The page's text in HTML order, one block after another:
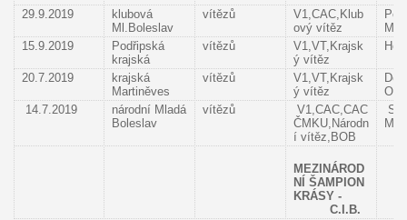
29.9.2019
klubová
Ml.Boleslav
vítězů
V1,CAC,Klub
ový vítěz
15.9.2019
Podřipská
krajská
vítězů
V1,VT,Krajsk
ý vítěz
20.7.2019
krajská
Martiněves
vítězů
V1,VT,Krajsk
ý vítěz
14.7.2019
národní Mladá
Boleslav
vítězů
V1,CAC,CAC
ČMKU,Národn
í vítěz,BOB
MEZINÁROD
NÍ ŠAMPION
KRÁSY -
C.I.B.